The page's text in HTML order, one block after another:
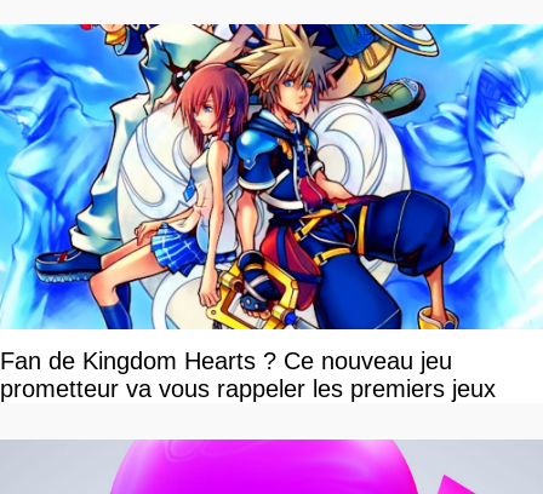
Fan de Kingdom Hearts ? Ce nouveau jeu
prometteur va vous rappeler les premiers jeux